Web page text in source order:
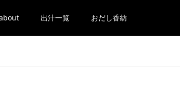
出汁一覧 おだし香紡